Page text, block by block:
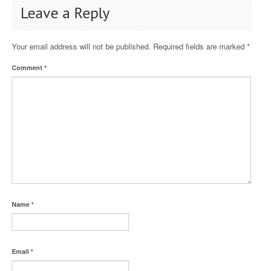
Leave a Reply
Your email address will not be published. Required fields are marked *
Comment *
Name *
Email *